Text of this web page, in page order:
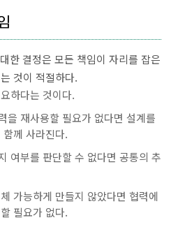
한 결정은 모든 책임이 자리를 잡은
것이 적절하다.
하다는 것이다.
을 재사용할 필요가 없다면 설계를
께 사라진다.
여부를 판단할 수 없다면 공통의 추
가능하게 만들지 않았다면 협력에
필요가 없다.